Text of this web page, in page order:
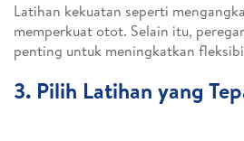
Latihan kekuatan seperti
memperkuat otot. Selain itu,
penting untuk meningkatkan
3. Pilih Latihan yang